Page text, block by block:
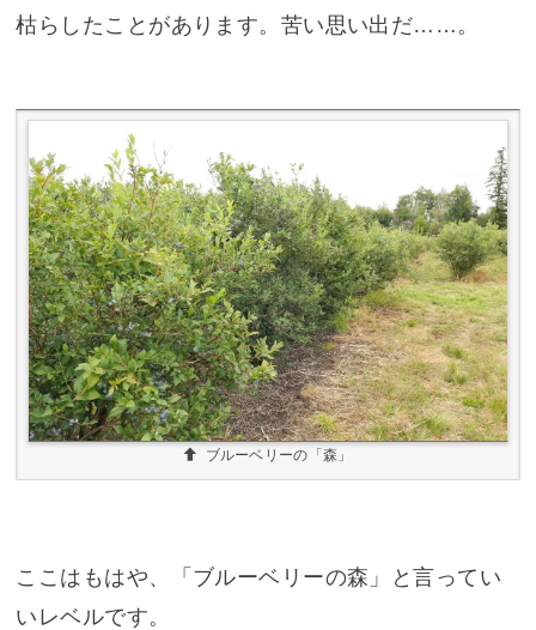
枯らしたことがあります。苦い思い出だ……。
ブルーベリーの「森」
ここはもはや、「ブルーベリーの森」と言ってい
いレベルです。